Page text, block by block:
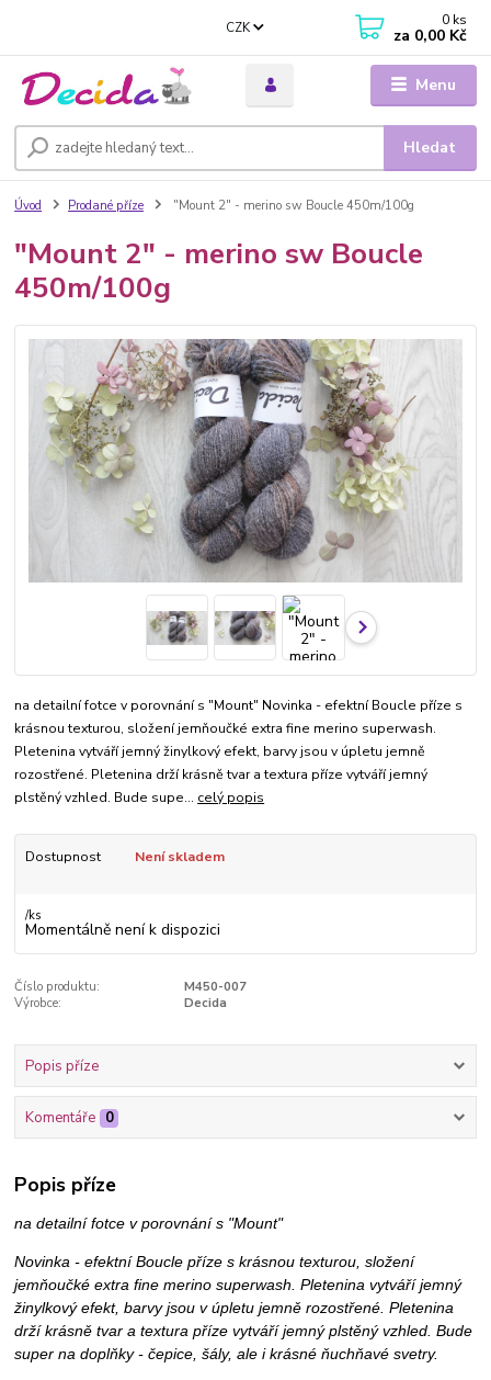
Menu
CZK
Hledat
0 ks
za 0,00 Kč
Úvod Prodané příze "Mount 2" - merino sw Boucle 450m/100g
"Mount 2" - merino sw Boucle
450m/100g
na detailní fotce v porovnání s "Mount" Novinka - efektní Boucle příze s
krásnou texturou, složení jemňoučké extra fine merino superwash.
Pletenina vytváří jemný žinylkový efekt, barvy jsou v úpletu jemně
rozostřené. Pletenina drží krásně tvar a textura příze vytváří jemný
plstěný vzhled. Bude supe... celý popis
Dostupnost Není skladem
/ks
Momentálně není k dispozici
Číslo produktu:
M450-007
Výrobce:
Decida
Popis příze
Komentáře 0
Popis příze
na detailní fotce v porovnání s "Mount"
Novinka - efektní Boucle příze s krásnou texturou, složení
jemňoučké extra fine merino superwash. Pletenina vytváří jemný
žinylkový efekt, barvy jsou v úpletu jemně rozostřené. Pletenina
drží krásně tvar a textura příze vytváří jemný plstěný vzhled. Bude
super na doplňky - čepice, šály, ale i krásné ňuchňavé svetry.